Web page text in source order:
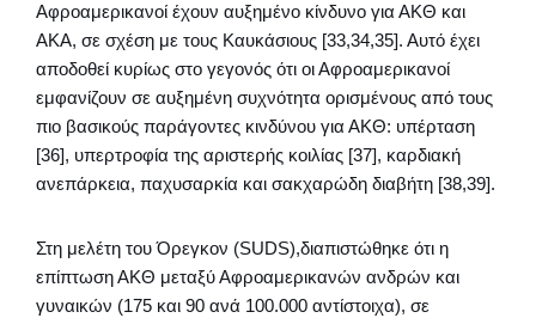
Αφροαμερικανοί έχουν αυξημένο κίνδυνο για ΑΚΘ και
ΑΚΑ, σε σχέση με τους Καυκάσιους [33,34,35]. Αυτό έχει
αποδοθεί κυρίως στο γεγονός ότι οι Αφροαμερικανοί
εμφανίζουν σε αυξημένη συχνότητα ορισμένους από τους
πιο βασικούς παράγοντες κινδύνου για ΑΚΘ: υπέρταση
[36], υπερτροφία της αριστερής κοιλίας [37], καρδιακή
ανεπάρκεια, παχυσαρκία και σακχαρώδη διαβήτη [38,39].
Στη μελέτη του Όρεγκον (SUDS),διαπιστώθηκε ότι η
επίπτωση ΑΚΘ μεταξύ Αφροαμερικανών ανδρών και
γυναικών (175 και 90 ανά 100.000 αντίστοιχα), σε